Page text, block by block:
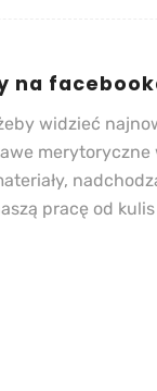
na
widzieć
merytoryczne
pracę od kulis